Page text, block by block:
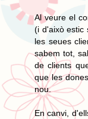
Al veure el
(i d'això estic
les seues
sabem tot,
de clients
que les
nou.
En canvi,